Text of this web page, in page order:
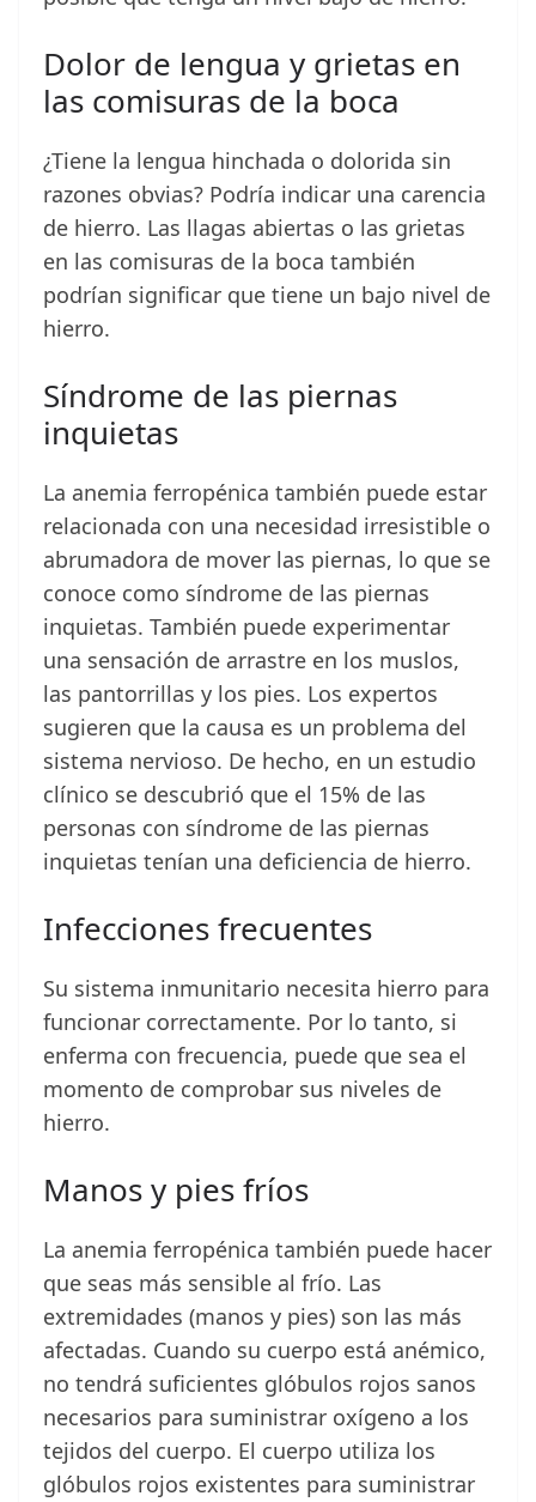
Dolor de lengua y grietas en
las comisuras de la boca
¿Tiene la lengua hinchada o dolorida sin
razones obvias? Podría indicar una carencia
de hierro. Las llagas abiertas o las grietas
en las comisuras de la boca también
podrían significar que tiene un bajo nivel de
hierro.
Síndrome de las piernas
inquietas
La anemia ferropénica también puede estar
relacionada con una necesidad irresistible o
abrumadora de mover las piernas, lo que se
conoce como síndrome de las piernas
inquietas. También puede experimentar
una sensación de arrastre en los muslos,
las pantorrillas y los pies. Los expertos
sugieren que la causa es un problema del
sistema nervioso. De hecho, en un estudio
clínico se descubrió que el 15% de las
personas con síndrome de las piernas
inquietas tenían una deficiencia de hierro.
Infecciones frecuentes
Su sistema inmunitario necesita hierro para
funcionar correctamente. Por lo tanto, si
enferma con frecuencia, puede que sea el
momento de comprobar sus niveles de
hierro.
Manos y pies fríos
La anemia ferropénica también puede hacer
que seas más sensible al frío. Las
extremidades (manos y pies) son las más
afectadas. Cuando su cuerpo está anémico,
no tendrá suficientes glóbulos rojos sanos
necesarios para suministrar oxígeno a los
tejidos del cuerpo. El cuerpo utiliza los
glóbulos rojos existentes para suministrar